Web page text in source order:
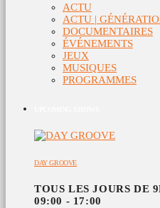
ACTU
ACTU |
DOCUMENTAIRES
ÉVÉNEMENTS
JEUX
MUSIQUES
PROGRAMMES
DAY GROOVE
TOUS LES JOURS DE
09:00 - 17:00